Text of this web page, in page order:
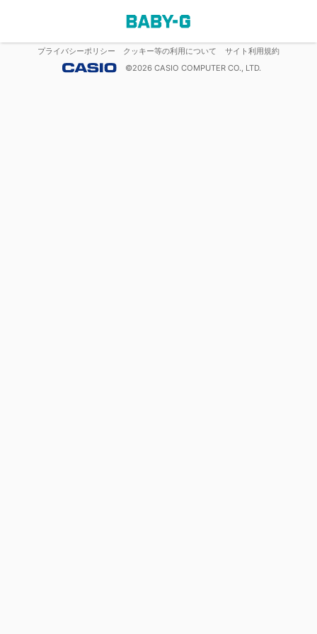
プライバシーポリシー クッキー等の利用について
サイト利用規約
©2026 CASIO COMPUTER CO., LTD.